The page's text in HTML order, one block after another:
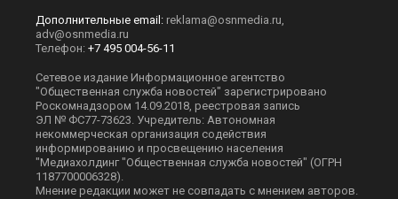
Дополнительные email: reklama@osnmedia.ru,
adv@osnmedia.ru
Телефон: +7 495 004-56-11
Сетевое издание Информационное агентство
"Общественная служба новостей" зарегистрировано
Роскомнадзором 14.09.2018, реестровая запись
ЭЛ № ФС77-73623. Учредитель: Автономная
некоммерческая организация содействия
информированию и просвещению населения
"Медиахолдинг "Общественная служба новостей" (ОГРН
1187700006328).
Мнение редакции может не совпадать с мнением авторов.